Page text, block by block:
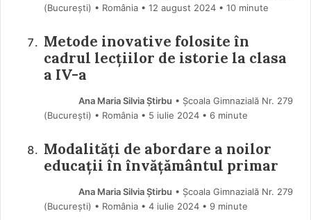
(Bucureşti) • România
12 august 2024 • 10 minute
Metode inovative folosite în
cadrul lecțiilor de istorie la clasa
a IV-a
Ana Maria Silvia Știrbu • Școala Gimnazială Nr. 279
(Bucureşti) • România
5 iulie 2024 • 6 minute
Modalități de abordare a noilor
educații în învățământul primar
Ana Maria Silvia Știrbu • Școala Gimnazială Nr. 279
(Bucureşti) • România
4 iulie 2024 • 9 minute